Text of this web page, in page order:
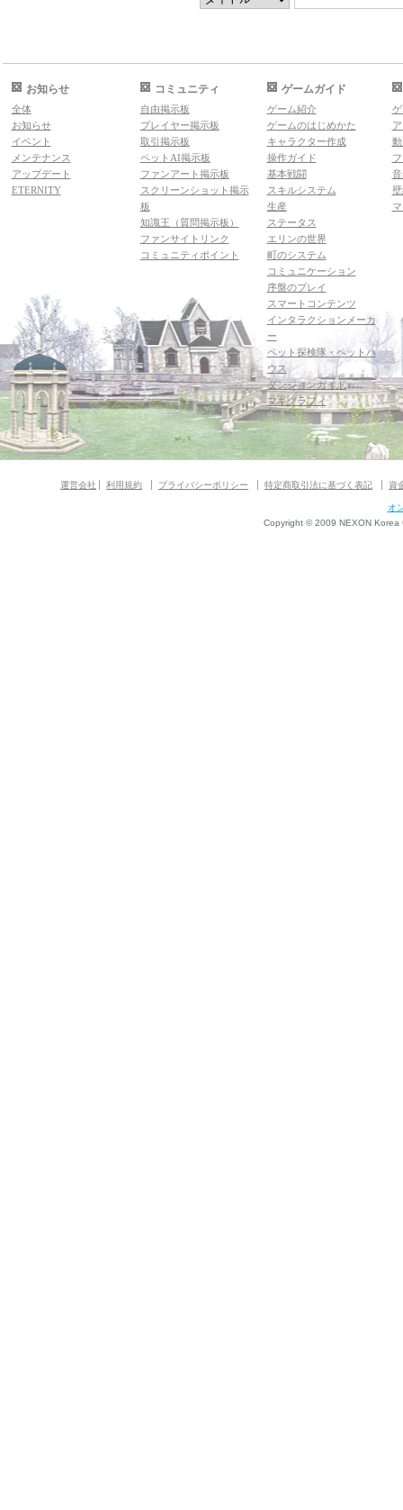
お知らせ
全体
お知らせ
イベント
メンテナンス
アップデート
ETERNITY
コミュニティ
自由掲示板
プレイヤー掲示板
取引掲示板
ペットAI掲示板
ファンアート掲示板
スクリーンショット掲示
板
知識王（質問掲示板）
ファンサイトリンク
コミュニティポイント
ゲームガイド
ゲーム紹介
ゲームのはじめかた
キャラクター作成
操作ガイド
基本戦闘
スキルシステム
生産
ステータス
エリンの世界
町のシステム
コミュニケーション
序盤のプレイ
スマートコンテンツ
インタラクションメーカ
ー
ペット探検隊・ペットハ
ウス
ダンジョンガイド
マギグラフィ
運営会社 利用規約 プライバシーポリシー 特定商取引法に基づく表記 資
オ
Copyright © 2009 NEXON Korea